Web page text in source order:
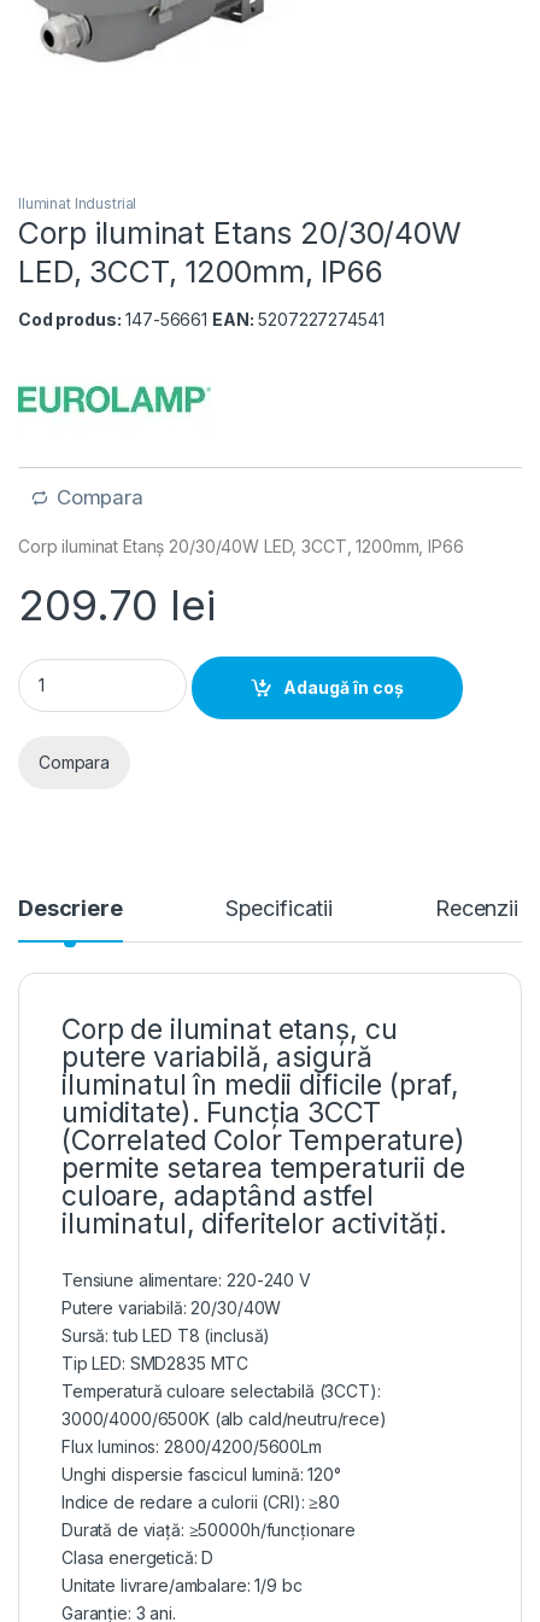
Iluminat Industrial
Corp iluminat Etans 20/30/40W
LED, 3CCT, 1200mm, IP66
Cod produs: 147-56661 EAN: 5207227274541
Compara
Corp iluminat Etanș 20/30/40W LED, 3CCT, 1200mm, IP66
209.70 lei
Corp iluminat Etans 20/30/40W LED, 3CCT, 1200mm, IP66
Adaugă în coș
Compara
Descriere Specificatii Recenzii
Corp de iluminat etanș, cu
putere variabilă, asigură
iluminatul în medii dificile (praf,
umiditate). Funcția 3CCT
(Correlated Color Temperature)
permite setarea temperaturii de
culoare, adaptând astfel
iluminatul, diferitelor activități.
Tensiune alimentare: 220-240 V
Putere variabilă: 20/30/40W
Sursă: tub LED T8 (inclusă)
Tip LED: SMD2835 MTC
Temperatură culoare selectabilă (3CCT):
3000/4000/6500K (alb cald/neutru/rece)
Flux luminos: 2800/4200/5600Lm
Unghi dispersie fascicul lumină: 120°
Indice de redare a culorii (CRI): ≥80
Durată de viață: ≥50000h/funcționare
Clasa energetică: D
Unitate livrare/ambalare: 1/9 bc
Garanție: 3 ani.